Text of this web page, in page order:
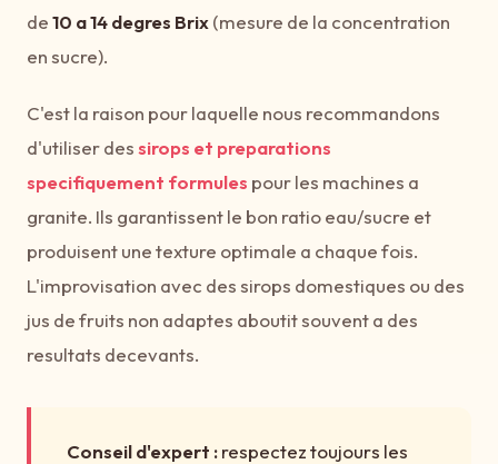
de10 a 14 degres Brix(mesure de la concentration
en sucre).
C'est la raison pour laquelle nous recommandons
d'utiliser dessirops et preparations
specifiquement formules pour les machines a
granite. Ils garantissent le bon ratio eau/sucre et
produisent une texture optimale a chaque fois.
L'improvisation avec des sirops domestiques ou des
jus de fruits non adaptes aboutit souvent a des
resultats decevants.
Conseil d'expert :respectez toujours les